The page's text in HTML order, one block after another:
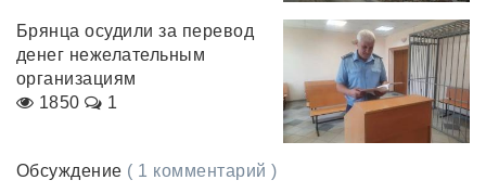
Брянца осудили за перевод
денег нежелательным
организациям
1850
1
Обсуждение ( 1 комментарий )